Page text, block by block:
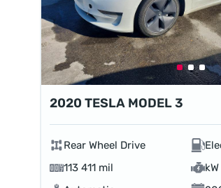
2020 TESLA MODEL 3
Rear Wheel Drive
113 411 mil
kW